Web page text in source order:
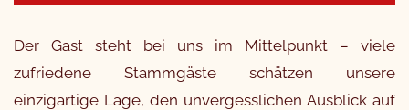
Der Gast steht bei uns im Mittelpunkt – viele
zufriedene Stammgäste schätzen unsere
einzigartige Lage, den unvergesslichen Ausblick auf